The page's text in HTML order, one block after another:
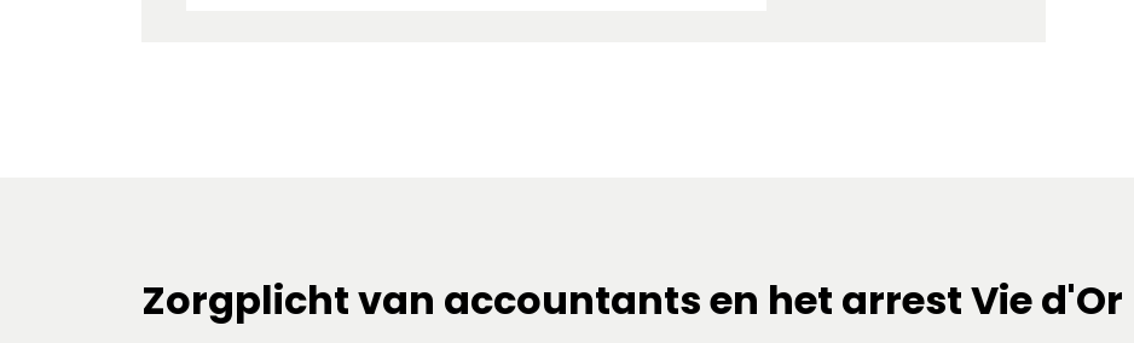
Zorgplicht van accountants en het arrest Vie d'Or